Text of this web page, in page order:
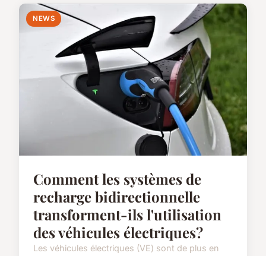
NEWS
Comment les systèmes de
recharge bidirectionnelle
transforment-ils l'utilisation
des véhicules électriques?
Les véhicules électriques (VE) sont de plus en